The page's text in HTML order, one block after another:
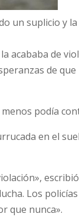
un suplicio y
acababa de
de
podía
en el
Los
que nunca».